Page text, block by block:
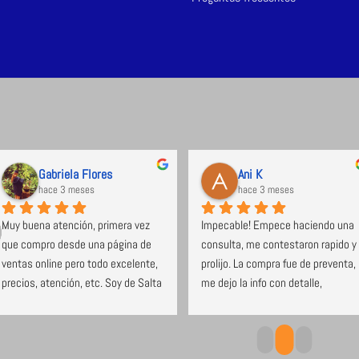
Gabriela Flores
hace 3 meses
Muy buena atención, primera vez
que compro desde una página de
ventas online pero todo excelente,
precios, atención, etc. Soy de Salta
Ani K
hace 3 meses
Impecable! Empece haciendo una
consulta, me contestaron rapido y
prolijo. La compra fue de preventa,
me dejo la info con detalle,